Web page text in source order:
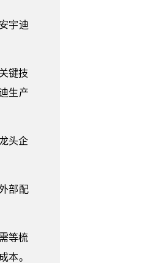
宇迪
键技
生产
头企
部配
等梳
本。